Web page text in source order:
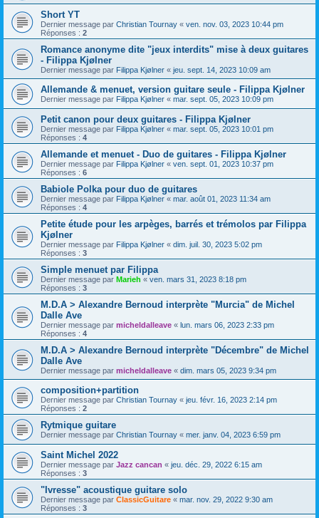
Short YT
Dernier message par Christian Tournay « ven. nov. 03, 2023 10:44 pm
Réponses : 2
Romance anonyme dite "jeux interdits" mise à deux guitares
- Filippa Kjølner
Dernier message par Filippa Kjølner « jeu. sept. 14, 2023 10:09 am
Allemande & menuet, version guitare seule - Filippa Kjølner
Dernier message par Filippa Kjølner « mar. sept. 05, 2023 10:09 pm
Petit canon pour deux guitares - Filippa Kjølner
Dernier message par Filippa Kjølner « mar. sept. 05, 2023 10:01 pm
Réponses : 4
Allemande et menuet - Duo de guitares - Filippa Kjølner
Dernier message par Filippa Kjølner « ven. sept. 01, 2023 10:37 pm
Réponses : 6
Babiole Polka pour duo de guitares
Dernier message par Filippa Kjølner « mar. août 01, 2023 11:34 am
Réponses : 4
Petite étude pour les arpèges, barrés et trémolos par Filippa
Kjølner
Dernier message par Filippa Kjølner « dim. juil. 30, 2023 5:02 pm
Réponses : 3
Simple menuet par Filippa
Dernier message par Marieh « ven. mars 31, 2023 8:18 pm
Réponses : 3
M.D.A > Alexandre Bernoud interprète "Murcia" de Michel
Dalle Ave
Dernier message par micheldalleave « lun. mars 06, 2023 2:33 pm
Réponses : 4
M.D.A > Alexandre Bernoud interprète "Décembre" de Michel
Dalle Ave
Dernier message par micheldalleave « dim. mars 05, 2023 9:34 pm
composition+partition
Dernier message par Christian Tournay « jeu. févr. 16, 2023 2:14 pm
Réponses : 2
Rytmique guitare
Dernier message par Christian Tournay « mer. janv. 04, 2023 6:59 pm
Saint Michel 2022
Dernier message par Jazz cancan « jeu. déc. 29, 2022 6:15 am
Réponses : 3
"Ivresse" acoustique guitare solo
Dernier message par ClassicGuitare « mar. nov. 29, 2022 9:30 am
Réponses : 3